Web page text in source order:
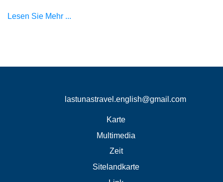
Lesen Sie Mehr ...
lastunastravel.english@gmail.com
Karte
Multimedia
Zeit
Sitelandkarte